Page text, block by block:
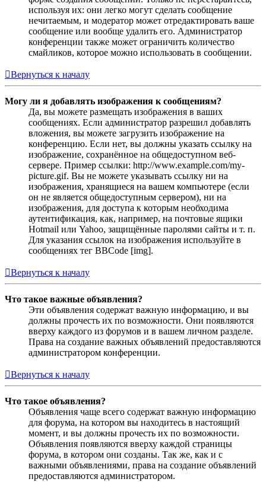
используя их: они легко могут сделать сообщение
нечитаемым, и модератор может отредактировать ваше
сообщение или вообще удалить его. Администратор
конференции также может ограничить количество
смайликов, которое можно использовать в сообщении.
Вернуться к началу
Могу ли я добавлять изображения к сообщениям?
Да, вы можете размещать изображения в ваших
сообщениях. Если администратор разрешил добавлять
вложения, вы можете загрузить изображение на
конференцию. Если нет, вы должны указать ссылку на
изображение, сохранённое на общедоступном веб-
сервере. Пример ссылки: http://www.example.com/my-
picture.gif. Вы не можете указывать ссылку ни на
изображения, хранящиеся на вашем компьютере (если
он не является общедоступным сервером), ни на
изображения, для доступа к которым необходима
аутентификация, как, например, на почтовые ящики
Hotmail или Yahoo, защищённые паролями сайты и т. п.
Для указания ссылок на изображения используйте в
сообщениях тег BBCode [img].
Вернуться к началу
Что такое важные объявления?
Эти объявления содержат важную информацию, и вы
должны прочесть их по возможности. Они появляются
вверху каждого из форумов и в вашем личном разделе.
Права на создание важных объявлений предоставляются
администратором конференции.
Вернуться к началу
Что такое объявления?
Объявления чаще всего содержат важную информацию
для форума, на котором вы находитесь в настоящий
момент, и вы должны прочесть их по возможности.
Объявления появляются вверху каждой страницы
форума, в котором они созданы. Так же, как и с
важными объявлениями, права на создание объявлений
предоставляются администратором.